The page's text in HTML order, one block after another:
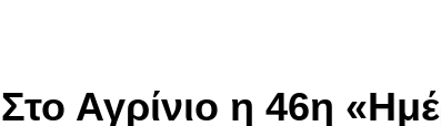
Στο Αγρίνιο η 46η